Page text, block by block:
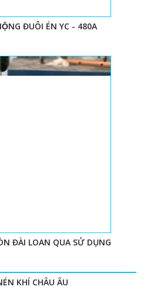
ĐUÔI ÉN YC - 480A
ĐÀI LOAN QUA SỬ DỤNG
KHÍ CHÂU ÂU